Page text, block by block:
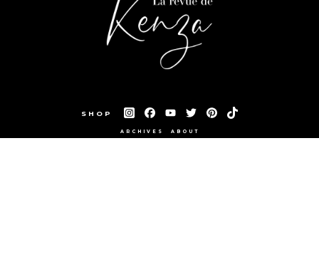
SHOP
ARCHIVES ABOUT